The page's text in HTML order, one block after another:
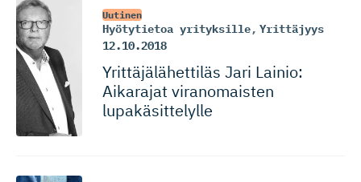
Uutinen
Hyötytietoa yrityksille, Yrittäjyys
12.10.2018
Yrittäjälä­hettiläs Jari Lainio:
Aikarajat viranomaisten
lupakäsit­telylle